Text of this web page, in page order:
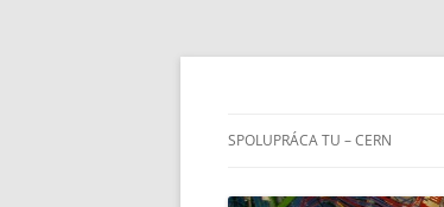
SPOLUPRÁCA TU – CERN